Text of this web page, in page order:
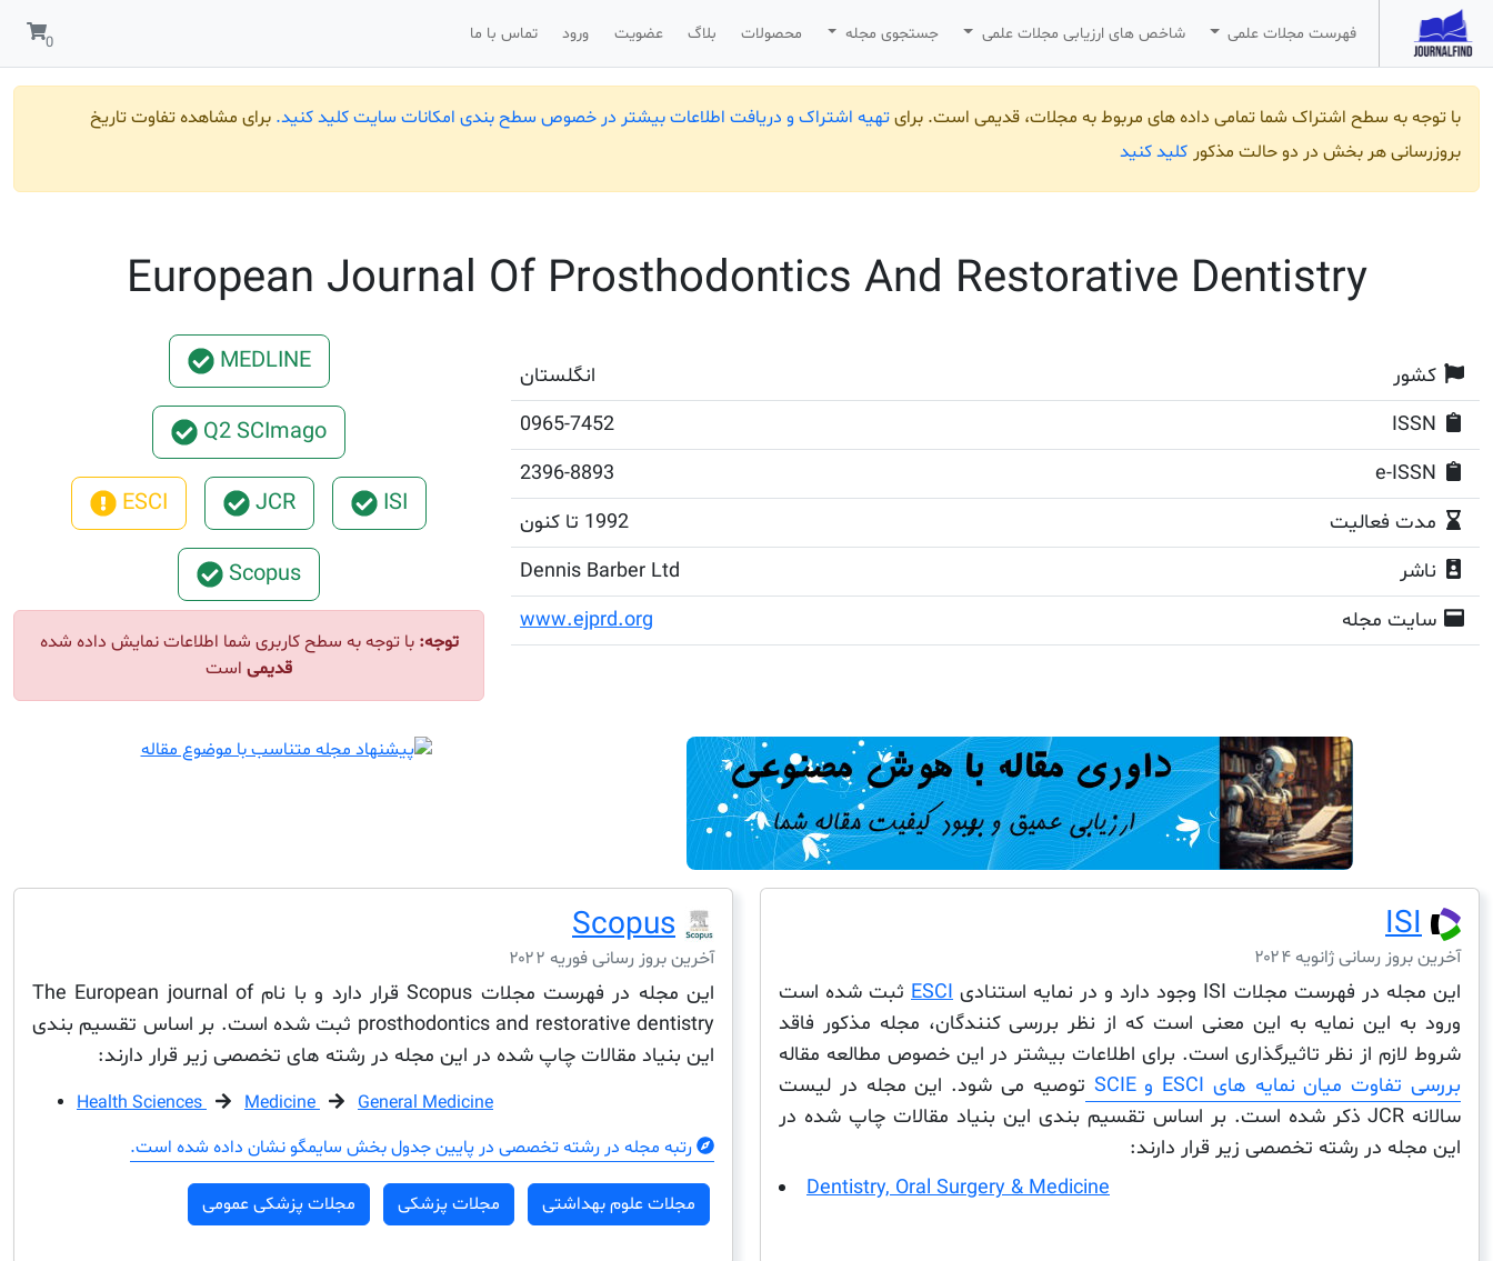
فهرست مجلات علمی شاخص های ارزیابی مجلات علمی جستجوی مجله محصولات بلاگ عضویت ورود تماس با ما
با توجه به سطح اشتراک شما تمامی داده های مربوط به مجلات، قدیمی است. برایتهیه اشتراک و دریافت اطلاعات بیشتر در خصوص سطح بندی امکانات سایت کلید کنید. برای مشاهده تفاوت تاریخ
بروزرسانی هر بخش در دو حالت مذکور کلید کنید
European Journal Of Prosthodontics And Restorative Dentistry
انگلستان
کشور
0965-7452
ISSN
2396-8893
e-ISSN
1992 تا کنون
مدت فعالیت
Dennis Barber Ltd
ناشر
www.ejprd.org
سایت مجله
MEDLINE
Q2 SCImago
ISI
JCR
ESCI
Scopus
توجه: با توجه به سطح کاربری شما اطلاعات نمایش داده شده
قدیمی است
ISI
آخرین بروز رسانی ژانویه ۲۰۲۴
این مجله در فهرست مجلات ISI وجود دارد و در نمایه استنادی ESCI ثبت شده است
ورود به این نمایه به این معنی است که از نظر بررسی کنندگان، مجله مذکور فاقد
شروط لازم از نظر تاثیرگذاری است. برای اطلاعات بیشتر در این خصوص مطالعه مقاله
بررسی تفاوت میان نمایه های ESCI و SCIE
توصیه می شود. این مجله در لیست
سالانه JCR ذکر شده است. بر اساس تقسیم بندی این بنیاد مقالات چاپ شده در
این مجله در رشته تخصصی زیر قرار دارند:
Dentistry, Oral Surgery & Medicine
Scopus
آخرین بروز رسانی فوریه ۲۰۲۲
این مجله در فهرست مجلات Scopus قرار دارد و با نام The European journal of
prosthodontics and restorative dentistry ثبت شده است. بر اساس تقسیم بندی
این بنیاد مقالات چاپ شده در این مجله در رشته های تخصصی زیر قرار دارند:
Health Sciences Medicine
General Medicine
رتبه مجله در رشته تخصصی در پایین جدول بخش سایمگو نشان داده شده است.
مجلات علوم بهداشتی مجلات پزشکی مجلات پزشکی عمومی